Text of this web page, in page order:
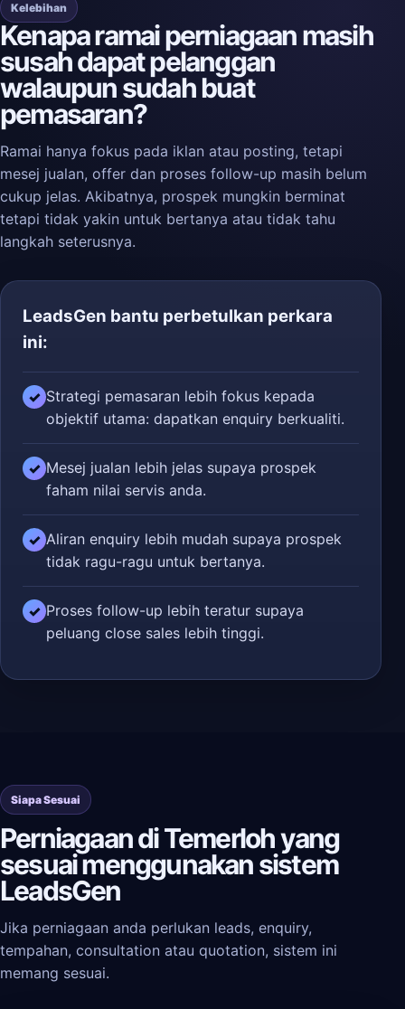
Kelebihan
Kenapa ramai perniagaan masih
susah dapat pelanggan
walaupun sudah buat
pemasaran?
Ramai hanya fokus pada iklan atau posting, tetapi
mesej jualan, offer dan proses follow-up masih belum
cukup jelas. Akibatnya, prospek mungkin berminat
tetapi tidak yakin untuk bertanya atau tidak tahu
langkah seterusnya.
LeadsGen bantu perbetulkan perkara
ini:
✓ Strategi pemasaran lebih fokus kepada
objektif utama: dapatkan enquiry berkualiti.
✓ Mesej jualan lebih jelas supaya prospek
faham nilai servis anda.
✓ Aliran enquiry lebih mudah supaya prospek
tidak ragu-ragu untuk bertanya.
✓ Proses follow-up lebih teratur supaya
peluang close sales lebih tinggi.
Siapa Sesuai
Perniagaan di Temerloh yang
sesuai menggunakan sistem
LeadsGen
Jika perniagaan anda perlukan leads, enquiry,
tempahan, consultation atau quotation, sistem ini
memang sesuai.